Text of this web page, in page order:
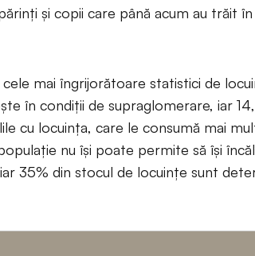
și copii care până acum au trăit
mai îngrijorătoare statistici de
în condiții de supraglomerare, iar
cu locuința, care le consumă mai
nu își poate permite să își
35% din stocul de locuințe sunt